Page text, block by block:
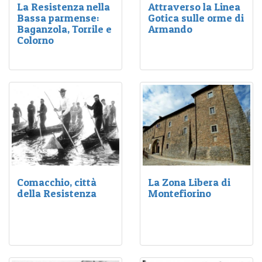
La Resistenza nella
Bassa parmense:
Baganzola, Torrile e
Colorno
Attraverso la Linea
Gotica sulle orme di
Armando
grandi battaglie e di una
strenua lotta di
Resistenza
Comacchio, città
della Resistenza
garibaldina, si caratterizza
per un’intensa vita
La Zona Libera di
Montefiorino
delle prime e più estese
esperienze di zona libera.